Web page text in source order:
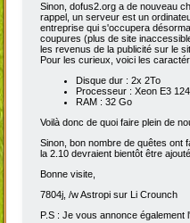
Sinon, dofus2.org a de nouveau
rappel, un serveur est un
entreprise qui s'occupera
coupures (plus de site
les revenus de la publicité sur le
Pour les curieux, voici les
Disque dur : 2x 2To
Processeur : Xeon E3
RAM : 32 Go
Voilà donc de quoi faire plein de
Sinon, bon nombre de quêtes ont
la 2.10 devraient bientôt être
Bonne visite,
7804j, /w Astropi sur Li Crounch
P.S : Je vous annonce